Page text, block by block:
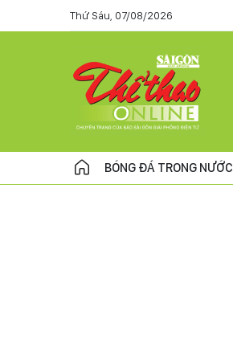
Thứ Sáu, 07/08/2026
BÓNG ĐÁ TRONG NƯỚC